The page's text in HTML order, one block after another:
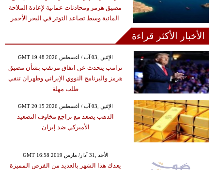
مضيق هرمز ومحادثات عمانية لإعادة الملاحة
المائية وسط تصاعد التوتر في البحر الأحمر
الأخبار الأكثر قراءة
GMT 19:48 2026 الإثنين ,03 آب / أغسطس
ترامب يتحدث عن اتفاق مرتقب بشأن مضيق
هرمز والبرنامج النووي الإيراني وطهران تنفي
طلب مهلة
GMT 20:15 2026 الإثنين ,03 آب / أغسطس
الذهب يصعد مع تراجع مخاوف التصعيد
الأميركي ضد إيران
GMT 16:58 2019 الأحد ,31 آذار/ مارس
يعدك هذا الشهر بالعديد من الفرص المميزة